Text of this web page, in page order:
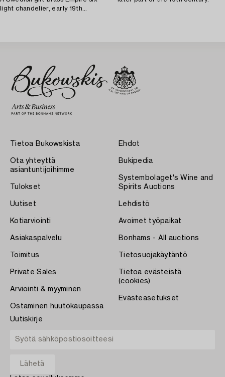
light chandelier, early 19th
Tietoa Bukowskista
Ota yhteyttä
asiantuntijoihimme
Tulokset
Uutiset
Kotiarviointi
Asiakaspalvelu
Toimitus
Private Sales
Arviointi & myyminen
Ostaminen huutokaupassa
Ehdot
Bukipedia
Systembolaget's Wine and
Spirits Auctions
Lehdistö
Avoimet työpaikat
Bonhams - All auctions
Tietosuojakäytäntö
Tietoa evästeistä
(cookies)
Evästeasetukset
Uutiskirje